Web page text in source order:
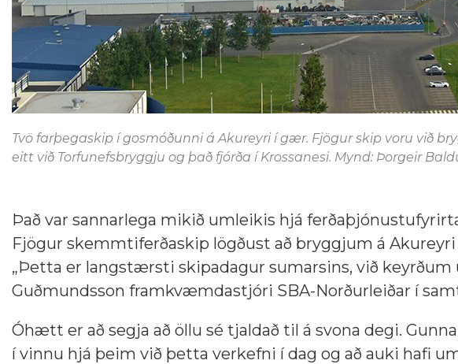
Tvö farþegaskip í gosmóðunni á Akureyri í gær. Fjögur skip voru við
eitt við Torfunefsbryggju og það fjórða í Krossanesi. Mynd: Þorgeir
Það var sannarlega mikið umleikis hjá
Fjögur skemmtiferðaskip lögðust að bryggjum á
„Þetta er langstærsti skipadagur sumarsins, við keyrðum
Guðmundsson framkvæmdastjóri SBA-Norðurleiðar í
Óhætt er að segja að öllu sé tjaldað til á svona degi.
í vinnu hjá þeim við þetta verkefni í dag og að auki hafi